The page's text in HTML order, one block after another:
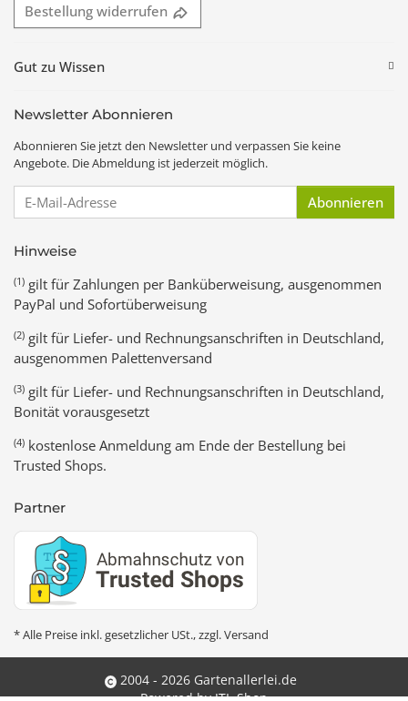
Bestellung widerrufen
Gut zu Wissen
Newsletter Abonnieren
Abonnieren Sie jetzt den Newsletter und verpassen Sie keine
Angebote. Die Abmeldung ist jederzeit möglich.
E-Mail-Adresse Abonnieren
Hinweise
(1) gilt für Zahlungen per Banküberweisung, ausgenommen
PayPal und Sofortüberweisung
(2) gilt für Liefer- und Rechnungsanschriften in Deutschland,
ausgenommen Palettenversand
(3) gilt für Liefer- und Rechnungsanschriften in Deutschland,
Bonität vorausgesetzt
(4) kostenlose Anmeldung am Ende der Bestellung bei
Trusted Shops.
Partner
* Alle Preise inkl. gesetzlicher USt., zzgl.Versand
2004 - 2026 Gartenallerlei.de